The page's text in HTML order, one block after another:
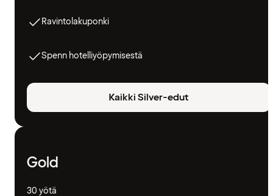
Ravintolakuponki
Spenn hotelliyöpymisestä
Kaikki Silver-edut
Gold
30 yötä